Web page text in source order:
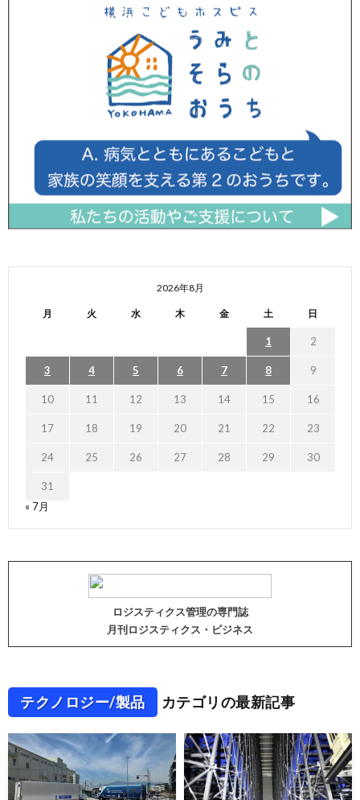
2026年8月
月 火 水 木 金 土 日
1 2
3 4 5 6 7 8 9
10 11 12 13 14 15 16
17 18 19 20 21 22 23
24 25 26 27 28 29 30
31
« 7月
ロジスティクス管理の専門誌
月刊ロジスティクス・ビジネス
テクノロジー/製品 カテゴリの最新記事